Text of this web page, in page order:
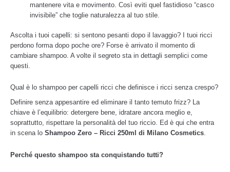
mantenere vita e movimento. Così eviti quel fastidioso “casco
invisibile” che toglie naturalezza al tuo stile.
Ascolta i tuoi capelli: si sentono pesanti dopo il lavaggio? I tuoi ricci
perdono forma dopo poche ore? Forse è arrivato il momento di
cambiare shampoo. A volte il segreto sta in dettagli semplici come
questi.
Qual è lo shampoo per capelli ricci che definisce i ricci senza crespo?
Definire senza appesantire ed eliminare il tanto temuto frizz? La
chiave è l’equilibrio: detergere bene, idratare ancora meglio e,
soprattutto, rispettare la personalità del tuo riccio. Ed è qui che entra
in scena lo Shampoo Zero – Ricci 250ml di Milano Cosmetics.
Perché questo shampoo sta conquistando tutti?